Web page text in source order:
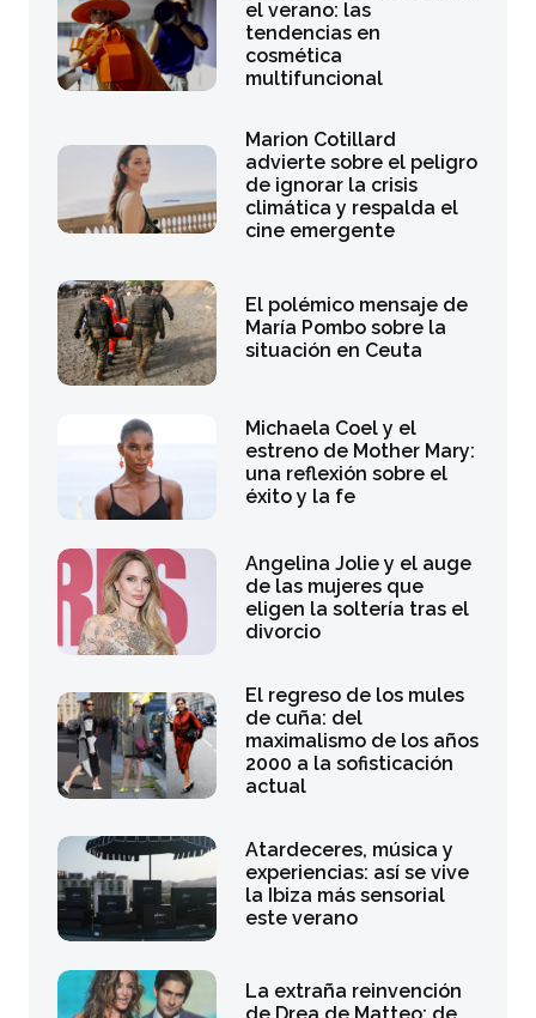
el verano: las
tendencias en
cosmética
multifuncional
Marion Cotillard
advierte sobre el peligro
de ignorar la crisis
climática y respalda el
cine emergente
El polémico mensaje de
María Pombo sobre la
situación en Ceuta
Michaela Coel y el
estreno de Mother Mary:
una reflexión sobre el
éxito y la fe
Angelina Jolie y el auge
de las mujeres que
eligen la soltería tras el
divorcio
El regreso de los mules
de cuña: del
maximalismo de los años
2000 a la sofisticación
actual
Atardeceres, música y
experiencias: así se vive
la Ibiza más sensorial
este verano
La extraña reinvención